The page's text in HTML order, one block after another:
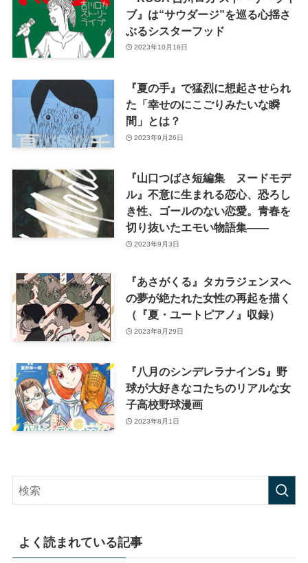
ブ』は“サウダージ”を巡る心揺さ
ぶるシスターフッド
2023年10月18日
『夏の手』で猛烈に想起させられ
た「幸せのにこごりみたいな瞬
間」とは？
2023年9月26日
『山口つばさ短編集 ヌードモデ
ル』不意に生まれる恋心、恐ろし
き性、ゴールのない恋愛。青春を
切り抜いたエモい物語集――
2023年9月3日
『あさがくる』タカラジェンヌへ
の夢が絶たれた女性の再起を描く
（『夏・ユートピアノ』収録）
2023年8月29日
『八月のシンデレラナインS』野
球が大好きなコたちのリアルな女
子高校野球漫画
2023年8月1日
よく読まれている記事